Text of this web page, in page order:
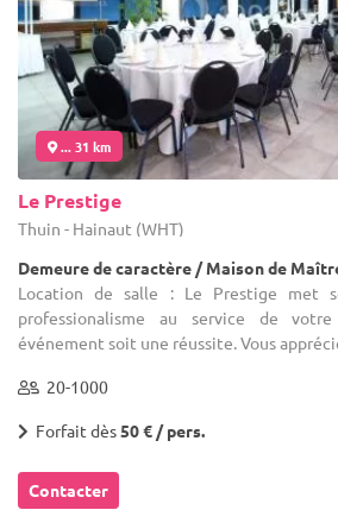
... 31 km
Le Prestige
Thuin - Hainaut (WHT)
Demeure de caractère / Maison de
Location de salle : Le Prestige met
professionalisme au service de
événement soit une réussite. Vous
20-1000
Forfait dès50 € / pers.
Contacter